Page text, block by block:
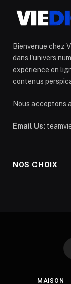
Bienvenue chez
dans l'univers
expérience en
contenus
Nous acceptons
Email Us:
NOS CHOIX
MAISON